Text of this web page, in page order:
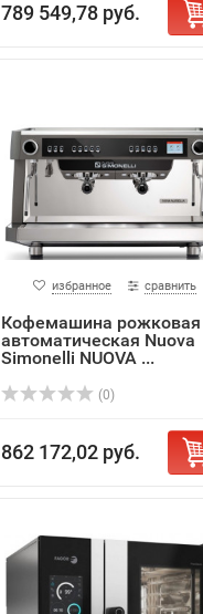
789 549,78 руб.
избранное сравнить
Кофемашина рожковая
автоматическая Nuova
Simonelli NUOVA ...
(0)
862 172,02 руб.